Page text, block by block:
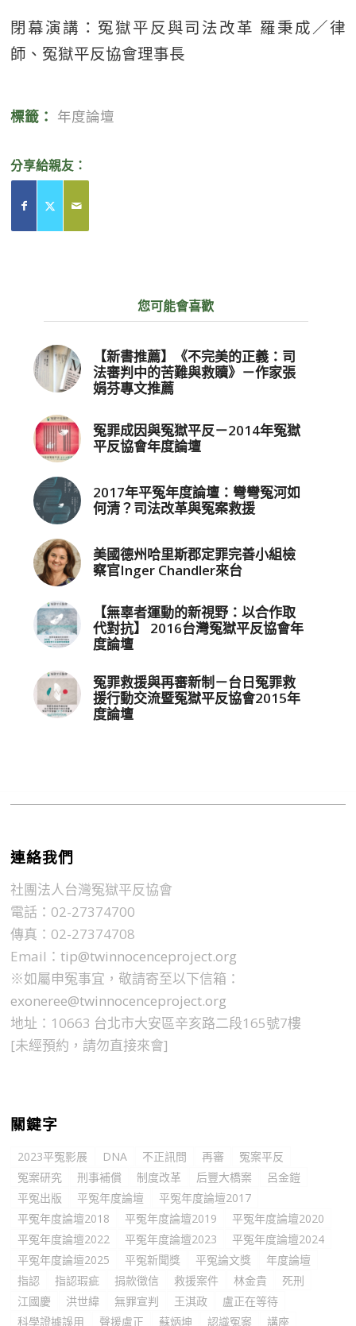
閉幕演講：冤獄平反與司法改革 羅秉成／律
師、冤獄平反協會理事長
標籤： 年度論壇
分享給親友：
您可能會喜歡
【新書推薦】《不完美的正義：司
法審判中的苦難與救贖》－作家張
娟芬專文推薦
冤罪成因與冤獄平反－2014年冤獄
平反協會年度論壇
2017年平冤年度論壇：彎彎冤河如
何清？司法改革與冤案救援
美國德州哈里斯郡定罪完善小組檢
察官Inger Chandler來台
【無辜者運動的新視野：以合作取
代對抗】 2016台灣冤獄平反協會年
度論壇
冤罪救援與再審新制－台日冤罪救
援行動交流暨冤獄平反協會2015年
度論壇
連絡我們
社團法人台灣冤獄平反協會
電話：02-27374700
傳真：02-27374708
Email：tip@twinnocenceproject.org
※如屬申冤事宜，敬請寄至以下信箱：
exoneree@twinnocenceproject.org
地址：10663 台北市大安區辛亥路二段165號7樓
[未經預約，請勿直接來會]
關鍵字
2023平冤影展 DNA 不正訊問 再審
冤案平反
冤案研究
刑事補償 制度改革 后豐大橋案
呂金鎧
平冤出版
平冤年度論壇
平冤年度論壇2017
平冤年度論壇2018
平冤年度論壇2019
平冤年度論壇2020
平冤年度論壇2022
平冤年度論壇2023
平冤年度論壇2024
平冤年度論壇2025
平冤新聞獎 平冤論文獎
年度論壇
指認
指認瑕疵 捐款徵信 救援案件 林金貴
死刑
江國慶
洪世緯 無罪宣判 王淇政
盧正在等待
科學證據誤用
聲援盧正 蘇炳坤 認識冤案 講座